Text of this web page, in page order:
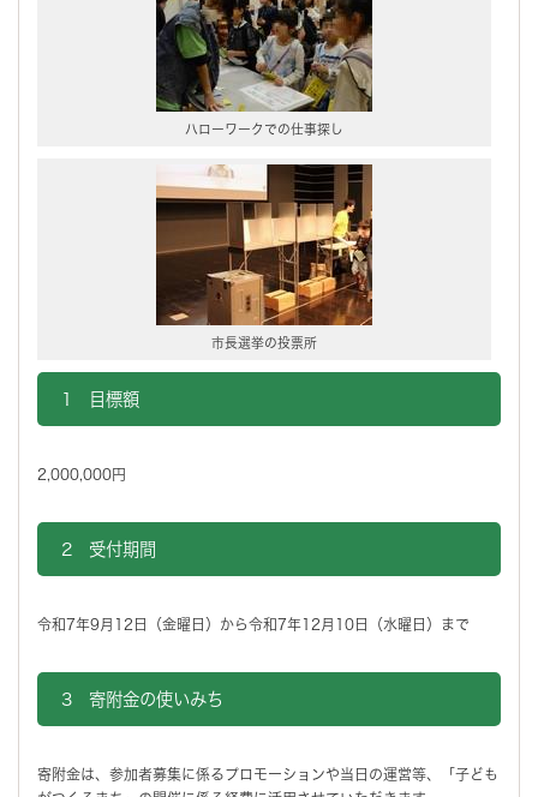
ハローワークでの仕事探し
市長選挙の投票所
1 目標額
2,000,000円
2 受付期間
令和7年9月12日（金曜日）から令和7年12月10日（水曜日）まで
3 寄附金の使いみち
寄附金は、参加者募集に係るプロモーションや当日の運営等、「子ども